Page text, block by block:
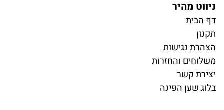
ניווט מהיר
דף הבית
תקנון
הצהרת נגישות
משלוחים והחזרות
יצירת קשר
בלוג שען הפינה